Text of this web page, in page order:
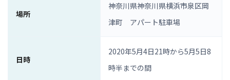
場所
神奈川県神奈川県横浜市泉区岡
津町 アパート駐車場
日時
2020年5月4日21時から5月5日8
時半までの間